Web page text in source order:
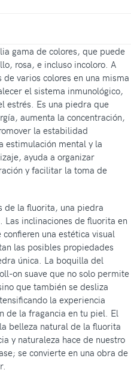
gama de colores, que puede
rosa, e incluso incoloro. A
varios colores en una misma
el sistema inmunológico,
estrés. Es una piedra que
aumenta la concentración,
la estabilidad
estimulación mental y la
ayuda a organizar
y facilitar la toma de
de la fluorita, una piedra
inclinaciones de fluorita en
una estética visual
las posibles propiedades
única. La boquilla del
on suave que no solo permite
que también se desliza
la experiencia
de la fragancia en tu piel. El
belleza natural de la fluorita
y naturaleza hace de nuestro
se convierte en una obra de